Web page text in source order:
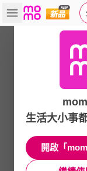
生活大小事
開啟「